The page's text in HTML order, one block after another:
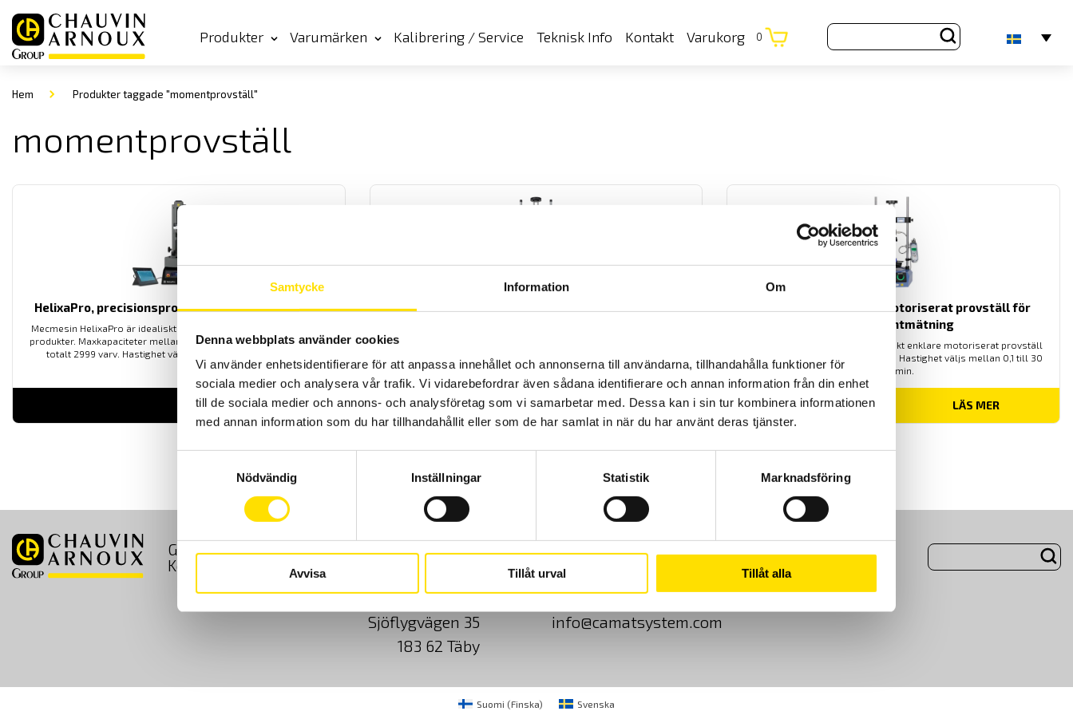
Samtycke Information Om
Denna webbplats använder cookies
Vi använder enhetsidentifierare för att anpassa innehållet och annonserna till användarna, tillhandahålla funktioner för
sociala medier och analysera vår trafik. Vi vidarebefordrar även sådana identifierare och annan information från din enhet
till de sociala medier och annons- och analysföretag som vi samarbetar med. Dessa kan i sin tur kombinera informationen
med annan information som du har tillhandahållit eller som de har samlat in när du har använt deras tjänster.
Nödvändig
Inställningar Statistik Marknadsföring
Avvisa Tillåt urval Tillåt alla
Produkter Varumärken Kalibrering / Service Teknisk Info Kontakt Varukorg 0
Hem Produkter taggade "momentprovställ"
momentprovställ
HelixaPro, precisionsprovställ för maximalt 6 Nm
Mecmesin HelixaPro är idealiskt provställ för kvalitetskontroll av
produkter. Maxkapaciteter mellan 0,1 och 6 Nm, förflyttning upp till
totalt 2999 varv. Hastighet väljs mellan 0,1 till 30 varv/min.
LÄS MER
Mecmesin VortexPro motoriserat provställ för
Mecmesin VortexPro är ett idealiskt enklare motoriserat provställ
för kvalitetskontroll av produkter. Hastighet väljs mellan 0,1 till 30
varv/min.
LÄS MER
Mecmesin Vortex-dV motoriserat provställ för
vridmomentmätning
Mecmesin Vortex-dV är ett idealiskt enklare motoriserat provställ
för kvalitetskontroll av produkter. Hastighet väljs mellan 0,1 till 30
varv/min.
LÄS MER
GDPR Köpvillkor Cookies Klagomål Kundundersökning
Om Oss
Kontakt
CA Mätsystem AB
Sjöflygvägen 35
183 62 Täby
08-50 52 68 00
info@camatsystem.com
Suomi (Finska) Svenska